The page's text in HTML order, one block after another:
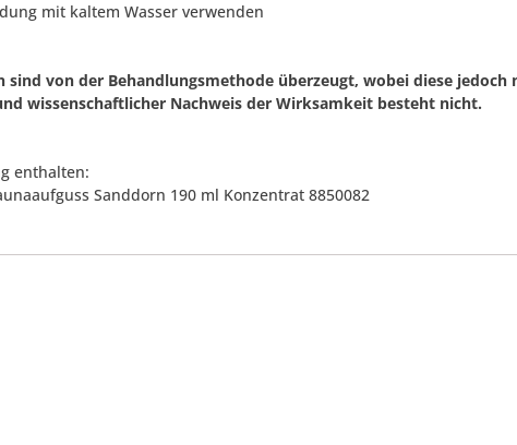
mit kaltem Wasser verwenden
sind von der Behandlungsmethode überzeugt, wobei diese
wissenschaftlicher Nachweis der Wirksamkeit besteht nicht.
enthalten:
Sanddorn 190 ml Konzentrat 8850082